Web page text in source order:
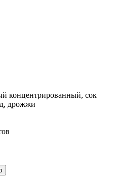
концентрированный, сок
дрожжи